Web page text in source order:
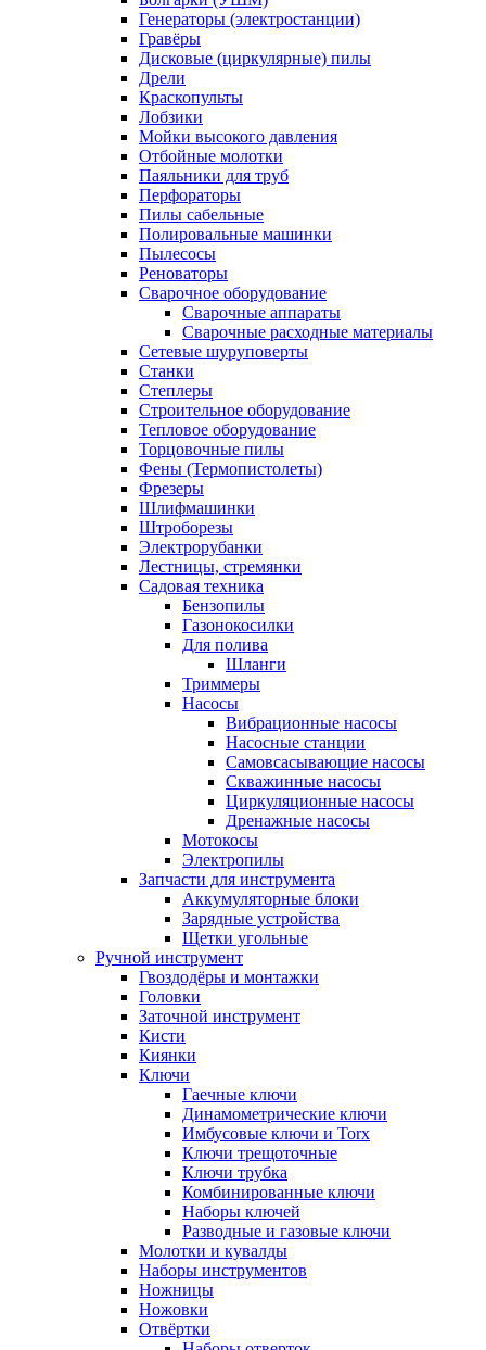
Генераторы (электростанции)
Гравёры
Дисковые (циркулярные) пилы
Дрели
Краскопульты
Лобзики
Мойки высокого давления
Отбойные молотки
Паяльники для труб
Перфораторы
Пилы сабельные
Полировальные машинки
Пылесосы
Реноваторы
Сварочное оборудование
Сварочные аппараты
Сварочные расходные материалы
Сетевые шуруповерты
Станки
Степлеры
Строительное оборудование
Тепловое оборудование
Торцовочные пилы
Фены (Термопистолеты)
Фрезеры
Шлифмашинки
Штроборезы
Электрорубанки
Лестницы, стремянки
Садовая техника
Бензопилы
Газонокосилки
Для полива
Шланги
Триммеры
Насосы
Вибрационные насосы
Насосные станции
Самовсасывающие насосы
Скважинные насосы
Циркуляционные насосы
Дренажные насосы
Мотокосы
Электропилы
Запчасти для инструмента
Аккумуляторные блоки
Зарядные устройства
Щетки угольные
Ручной инструмент
Гвоздодёры и монтажки
Головки
Заточной инструмент
Кисти
Киянки
Ключи
Гаечные ключи
Динамометрические ключи
Имбусовые ключи и Torx
Ключи трещоточные
Ключи трубка
Комбинированные ключи
Наборы ключей
Разводные и газовые ключи
Молотки и кувалды
Наборы инструментов
Ножницы
Ножовки
Отвёртки